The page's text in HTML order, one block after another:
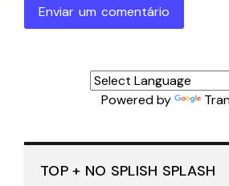
Enviar um comentário
Powered by
TOP + NO SPLISH SPLASH